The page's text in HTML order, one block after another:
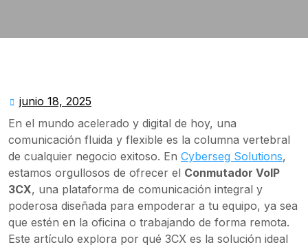
junio 18, 2025
18,
2025
En el mundo acelerado y digital de hoy, una
comunicación fluida y flexible es la columna vertebral
de cualquier negocio exitoso. En Cyberseg Solutions,
estamos orgullosos de ofrecer el Conmutador VoIP
3CX, una plataforma de comunicación integral y
poderosa diseñada para empoderar a tu equipo, ya sea
que estén en la oficina o trabajando de forma remota.
Este artículo explora por qué 3CX es la solución ideal